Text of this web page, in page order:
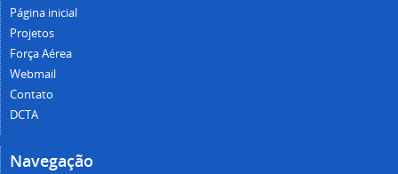
Página inicial
Projetos
Força Aérea
Webmail
Contato
DCTA
Navegação